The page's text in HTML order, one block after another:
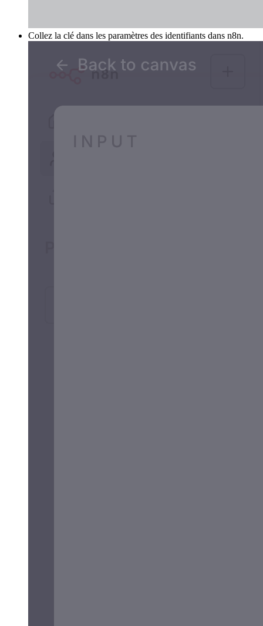
Collez la clé dans les paramètres des identifiants dans n8n.